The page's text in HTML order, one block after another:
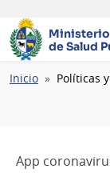
Ministerio
de Salud
Ruta
Inicio Políticas
App